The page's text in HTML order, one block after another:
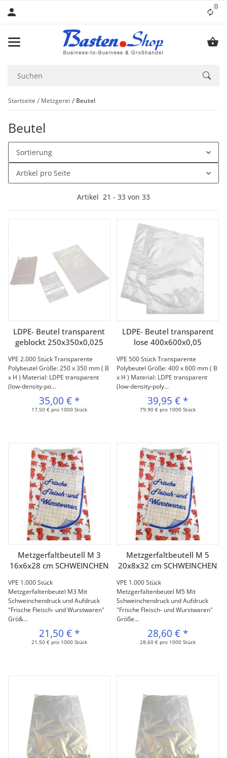
0
Startseite Metzgerei Beutel
Beutel
Sortierung
Artikel pro Seite
Artikel 21 - 33 von 33
LDPE- Beutel transparent
geblockt 250x350x0,025
VPE 2.000 Stück Transparente
Polybeutel Größe: 250 x 350 mm ( B
x H ) Material: LDPE transparent
(low-density-po...
35,00 € *
17,50 € pro 1000 Stück
LDPE- Beutel transparent
lose 400x600x0,05
VPE 500 Stück Transparente
Polybeutel Größe: 400 x 600 mm ( B
x H ) Material: LDPE transparent
(low-density-poly...
39,95 € *
79,90 € pro 1000 Stück
Metzgerfaltbeutell M 3
16x6x28 cm SCHWEINCHEN
VPE 1.000 Stück
Metzgerfaltenbeutel M3 Mit
Schweinchendruck und Aufdruck
"Frische Fleisch- und Wurstwaren"
Grö&...
21,50 € *
21,50 € pro 1000 Stück
Metzgerfaltbeutell M 5
20x8x32 cm SCHWEINCHEN
VPE 1.000 Stück
Metzgerfaltenbeutel M5 Mit
Schweinchendruck und Aufdruck
"Frische Fleisch- und Wurstwaren"
Größe...
28,60 € *
28,60 € pro 1000 Stück